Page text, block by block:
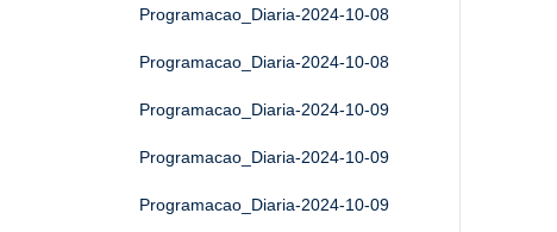
Programacao_Diaria-2024-10-08
Programacao_Diaria-2024-10-08
Programacao_Diaria-2024-10-09
Programacao_Diaria-2024-10-09
Programacao_Diaria-2024-10-09